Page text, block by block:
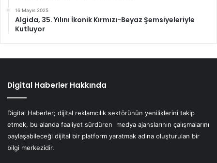
16 Mayıs 2025
Algida, 35. Yılını İkonik Kırmızı-Beyaz Şemsiyeleriyle
Kutluyor
Digital Haberler Hakkında
Digital Haberler; dijital reklamcılık sektörünün yeniliklerini takip
etmek, bu alanda faaliyet sürdüren medya ajanslarının çalışmalarını
paylaşabileceği dijital bir platform yaratmak adına oluşturulan bir
bilgi merkezidir.